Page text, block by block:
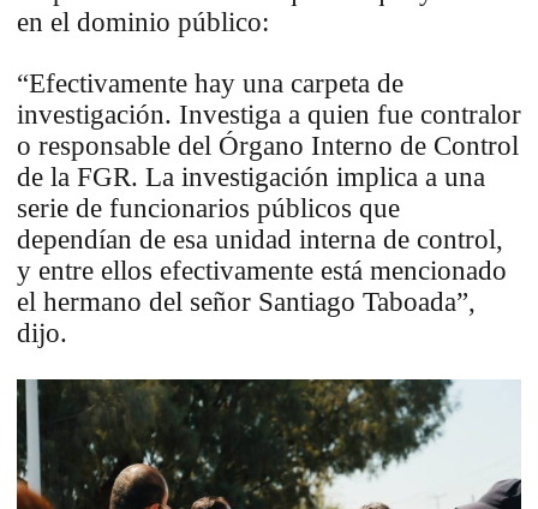
en el dominio público:
“Efectivamente hay una carpeta de
investigación. Investiga a quien fue contralor
o responsable del Órgano Interno de Control
de la FGR. La investigación implica a una
serie de funcionarios públicos que
dependían de esa unidad interna de control,
y entre ellos efectivamente está mencionado
el hermano del señor Santiago Taboada”,
dijo.